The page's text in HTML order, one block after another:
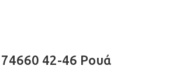
42-46 Ρουά